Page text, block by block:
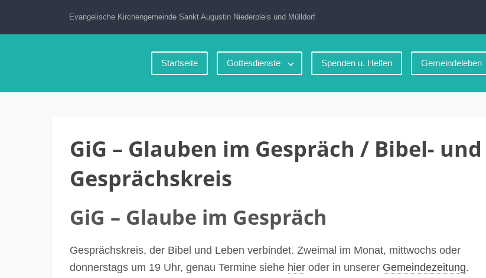
springen
Evangelische Kirchengemeinde Sankt Augustin Niederpleis und Mülldorf
Startseite Gottesdienste Spenden u. Helfen Gemeindeleben
GiG – Glauben im Gespräch / Bibel- und
Gesprächskreis
GiG – Glaube im Gespräch
Gesprächskreis, der Bibel und Leben verbindet. Zweimal im Monat, mittwochs oder
donnerstags um 19 Uhr, genau Termine siehe hier oder in unserer Gemeindezeitung.